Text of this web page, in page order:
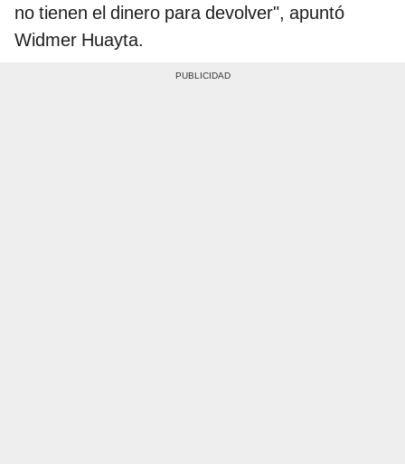
no tienen el dinero para devolver", apuntó
Widmer Huayta.